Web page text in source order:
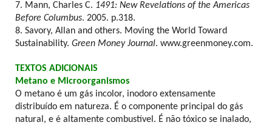
7. Mann, Charles C. 1491: New Revelations of the Americas
Before Columbus. 2005. p.318.
8. Savory, Allan and others. Moving the World Toward
Sustainability. Green Money Journal. www.greenmoney.com.
TEXTOS ADICIONAIS
Metano e Microorganismos
O metano é um gás incolor, inodoro extensamente
distribuído em natureza. É o componente principal do gás
natural, e é altamente combustível. É não tóxico se inalado,